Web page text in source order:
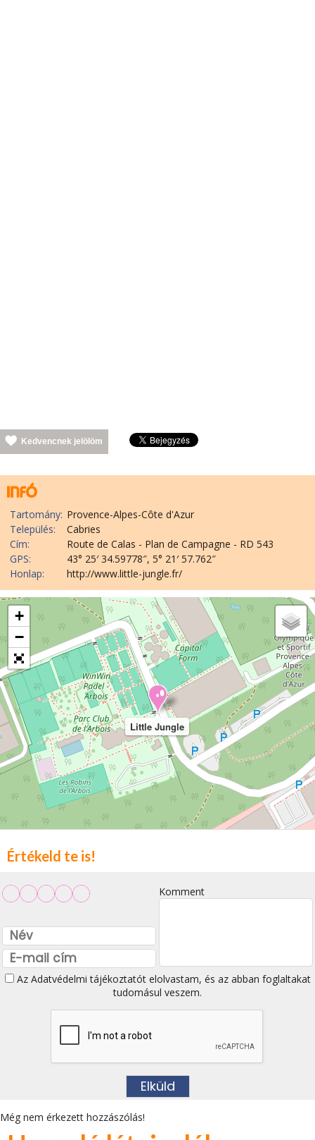
Kedvencnek jelölöm
Tartomány: Provence-Alpes-Côte d'Azur
Település:
Cabries
Cím:
Route de Calas - Plan de Campagne - RD 543
GPS:
43° 25′ 34.59778″, 5° 21′ 57.762″
Honlap:
http://www.little-jungle.fr/
Little Jungle
+
−
Értékeld te is!
Komment
Az Adatvédelmi tájékoztatótelolvastam, és az abban foglaltakat
tudomásul veszem.
Még nem érkezett hozzászólás!